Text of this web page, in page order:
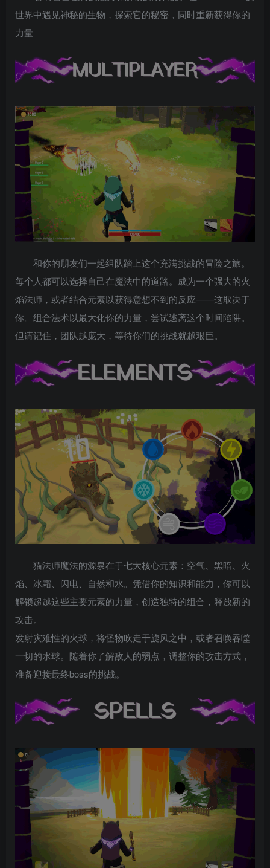
世界中遇见神秘的生物，探索它的秘密，同时重新获得你的
力量
和你的朋友们一起组队踏上这个充满挑战的冒险之旅。
每个人都可以选择自己在魔法中的道路。成为一个强大的火
焰法师，或者结合元素以获得意想不到的反应——这取决于
你。组合法术以最大化你的力量，尝试逃离这个时间陷阱。
但请记住，团队越庞大，等待你们的挑战就越艰巨。
猫法师魔法的源泉在于七大核心元素：空气、黑暗、火
焰、冰霜、闪电、自然和水。凭借你的知识和能力，你可以
解锁超越这些主要元素的力量，创造独特的组合，释放新的
攻击。
发射灾难性的火球，将怪物吹走于旋风之中，或者召唤吞噬
一切的水球。随着你了解敌人的弱点，调整你的攻击方式，
准备迎接最终boss的挑战。